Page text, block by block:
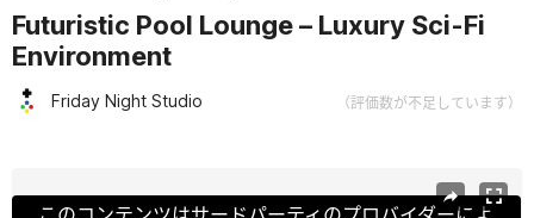
Futuristic Pool Lounge – Luxury Sci-Fi
Environment
Friday Night Studio （評価数が不足しています）